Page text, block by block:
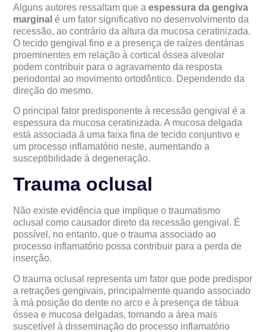
Alguns autores ressaltam que aespessura da gengiva
marginal é um fator significativo no desenvolvimento da
recessão, ao contrário da altura da mucosa ceratinizada.
O tecido gengival fino e a presença de raízes dentárias
proeminentes em relação à cortical óssea alveolar
podem contribuir para o agravamento da resposta
periodontal ao movimento ortodôntico. Dependendo da
direção do mesmo.
O principal fator predisponente à recessão gengival é a
espessura da mucosa ceratinizada. A mucosa delgada
está associada á uma faixa fina de tecido conjuntivo e
um processo inflamatório neste, aumentando a
susceptibilidade à degeneração.
Trauma oclusal
Não existe evidência que implique o traumatismo
oclusal como causador direto da recessão gengival. É
possível, no entanto, que o trauma associado ao
processo inflamatório possa contribuir para a perda de
inserção.
O trauma oclusal representa um fator que pode predispor
a retrações gengivais, principalmente quando associado
à má posição do dente no arco e à presença de tábua
óssea e mucosa delgadas, tornando a área mais
suscetível à disseminação do processo inflamatório